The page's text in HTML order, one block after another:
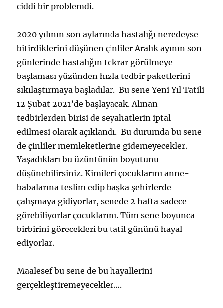
ciddi bir problemdi.
2020 yılının son aylarında hastalığı neredeyse
bitirdiklerini düşünen çinliler Aralık ayının son
günlerinde hastalığın tekrar görülmeye
başlaması yüzünden hızla tedbir paketlerini
sıkılaştırmaya başladılar. Bu sene Yeni Yıl Tatili
12 Şubat 2021’de başlayacak. Alınan
tedbirlerden birisi de seyahatlerin iptal
edilmesi olarak açıklandı. Bu durumda bu sene
de çinliler memleketlerine gidemeyecekler.
Yaşadıkları bu üzüntünün boyutunu
düşünebilirsiniz. Kimileri çocuklarını anne-
babalarına teslim edip başka şehirlerde
çalışmaya gidiyorlar, senede 2 hafta sadece
görebiliyorlar çocuklarını. Tüm sene boyunca
birbirini görecekleri bu tatil gününü hayal
ediyorlar.
Maalesef bu sene de bu hayallerini
gerçekleştiremeyecekler….